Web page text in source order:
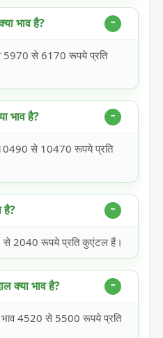
भाव है?
5970 से 6170 रूपये प्रति
भाव है?
से 10470 रूपये प्रति
है?
से 2040 रूपये प्रति कुएंटल हैं।
क्या भाव है?
4520 से 5500 रूपये प्रति